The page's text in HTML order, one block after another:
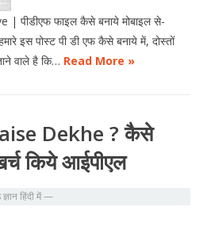
पीडीएफ फाइल कैसे बनाये मोबाइल से-
इस पोस्ट पी डी एफ कैसे बनाये में, दोस्तों
वाले है कि… Read More »
Dekhe ? कैसे
किये आईपीएल
हिंदी में—